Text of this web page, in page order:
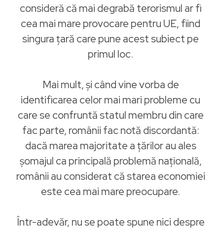
consideră că mai degrabă terorismul ar fi
cea mai mare provocare pentru UE, fiind
singura ţară care pune acest subiect pe
primul loc.
Mai mult, şi când vine vorba de
identificarea celor mai mari probleme cu
care se confruntă statul membru din care
fac parte, românii fac notă discordantă:
dacă marea majoritate a ţărilor au ales
șomajul ca principală problemă națională,
românii au considerat că starea economiei
este cea mai mare preocupare.
Într-adevăr, nu se poate spune nici despre